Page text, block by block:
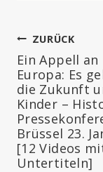
ZURÜCK
Ein Appell an
Europa: Es
die Zukunft
Kinder –
Brüssel 23.
[12 Videos
Untertiteln]